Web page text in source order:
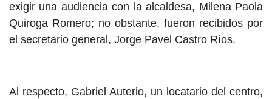
exigir una audiencia con la alcaldesa, Milena Paola
Quiroga Romero; no obstante, fueron recibidos por
el secretario general, Jorge Pavel Castro Ríos.
Al respecto, Gabriel Auterio, un locatario del centro,